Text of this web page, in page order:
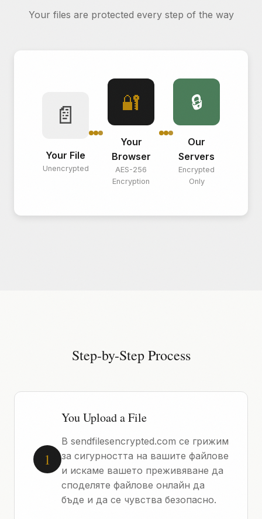
Your files are protected every step of the way
📄
Your File
Unencrypted
🔐
Your
Browser
AES-256
Encryption
🔒
Our
Servers
Encrypted
Only
Step-by-Step Process
1
You Upload a File
В sendfilesencrypted.com се грижим
за сигурността на вашите файлове
и искаме вашето преживяване да
споделяте файлове онлайн да
бъде и да се чувства безопасно.